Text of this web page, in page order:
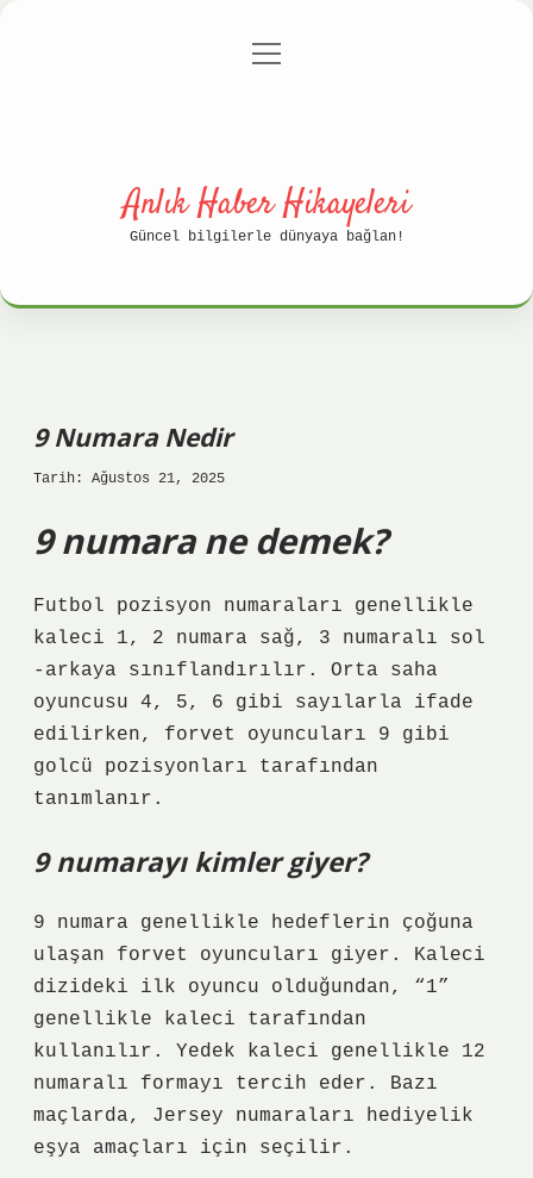
Gizlilik Politikası
menüyü
Anlık Haber Hikayeleri
Güncel bilgilerle dünyaya bağlan!
9 Numara Nedir
Tarih: Ağustos 21, 2025
9 numara ne demek?
Futbol pozisyon numaraları genellikle
kaleci 1, 2 numara sağ, 3 numaralı sol
-arkaya sınıflandırılır. Orta saha
oyuncusu 4, 5, 6 gibi sayılarla ifade
edilirken, forvet oyuncuları 9 gibi
golcü pozisyonları tarafından
tanımlanır.
9 numarayı kimler giyer?
9 numara genellikle hedeflerin çoğuna
ulaşan forvet oyuncuları giyer. Kaleci
dizideki ilk oyuncu olduğundan, “1”
genellikle kaleci tarafından
kullanılır. Yedek kaleci genellikle 12
numaralı formayı tercih eder. Bazı
maçlarda, Jersey numaraları hediyelik
eşya amaçları için seçilir.